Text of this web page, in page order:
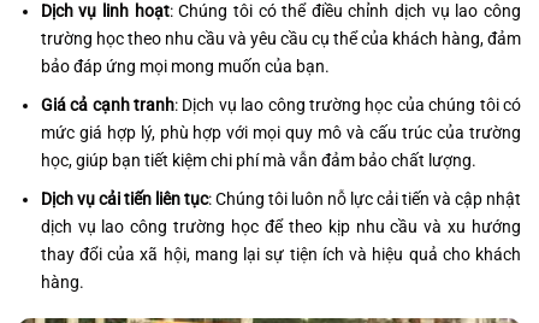
Dịch vụ linh hoạt: Chúng tôi có thể điều chỉnh dịch vụ lao công
trường học theo nhu cầu và yêu cầu cụ thể của khách hàng, đảm
bảo đáp ứng mọi mong muốn của bạn.
Giá cả cạnh tranh: Dịch vụ lao công trường học của chúng tôi có
mức giá hợp lý, phù hợp với mọi quy mô và cấu trúc của trường
học, giúp bạn tiết kiệm chi phí mà vẫn đảm bảo chất lượng.
Dịch vụ cải tiến liên tục: Chúng tôi luôn nỗ lực cải tiến và cập nhật
dịch vụ lao công trường học để theo kịp nhu cầu và xu hướng
thay đổi của xã hội, mang lại sự tiện ích và hiệu quả cho khách
hàng.